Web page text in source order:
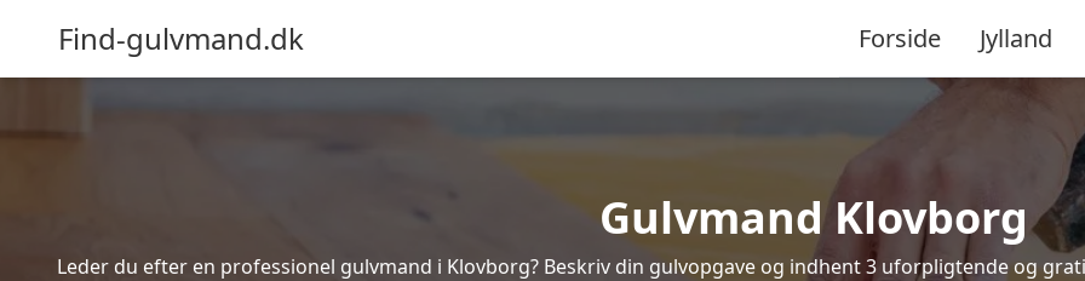
Find-gulvmand.dk Forside Jylland
Gulvmand Klovborg
Leder du efter en professionel gulvmand i Klovborg? Beskriv din gulvopgave og indhent 3 uforpligtende og